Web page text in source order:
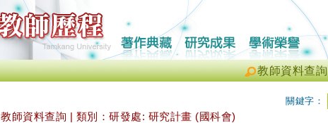
教師資料查詢
關鍵字：
教師資料查詢 | 類別：研發處: 研究計畫 (國科會)